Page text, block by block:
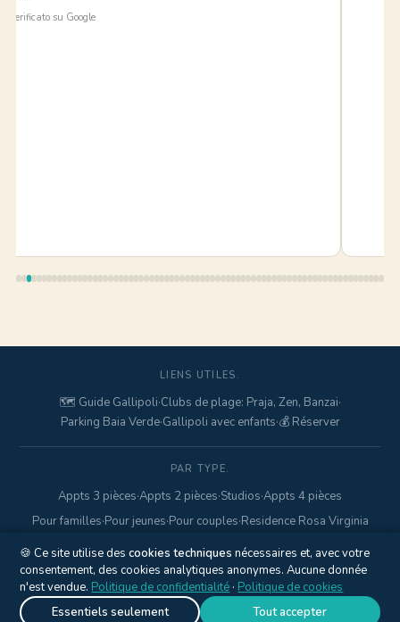
⭐ Verificato su Google
LIENS UTILES.
🗺️ Guide Gallipoli·Clubs de plage: Praja, Zen, Banzai·
Parking Baia Verde·Gallipoli avec enfants·💰 Réserver
PAR TYPE.
Appts 3 pièces·Appts 2 pièces·Studios·Appts 4 pièces
Pour familles·Pour jeunes·Pour couples·Residence Rosa Virginia
© 2017–2026 Gallipolitravel di Marcello Mario · Via Pisa, 18 ·
Gallipoli (LE) · P.IVA04845840752·+39 328 425 6938·Privacy
Policy·Cookie Policy Gérer les cookies
🍪 Ce site utilise descookies techniques nécessaires et, avec votre
consentement, des cookies analytiques anonymes. Aucune donnée
n'est vendue. Politique de confidentialité · Politique de cookies
Essentiels seulement
Tout accepter